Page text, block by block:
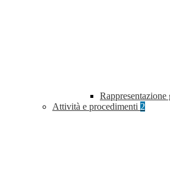
Rappresentazione
Attività e procedimenti 2